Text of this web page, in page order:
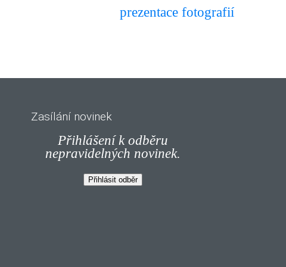
prezentace fotografií
Zasílání novinek
Přihlášení k odběru
nepravidelných novinek.
Přihlásit odběr